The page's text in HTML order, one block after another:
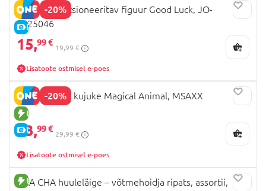
-20%
E-HIND
Q.KID kollektsioneeritav figuur Good Luck, JO-
2025046
15,99 €
19,99 €
Lisatoote ostmisel e-poes
-20%
UUS TOODE
E-HIND
SURI plüüsist kujuke Magical Animal, MSAXX
23,99 €
29,99 €
Lisatoote ostmisel e-poes
UUS TOODE
CHA CHA huuleläige – võtmehoidja ripats, assortii,